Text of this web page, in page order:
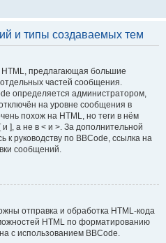
и типы создаваемых тем
предлагающая большие
частей сообщения.
определяется администратором,
на уровне сообщения в
похож на HTML, но теги в нём
], а не в < и >. За дополнительной
руководству по BBCode, ссылка на
сообщений.
отправка и обработка HTML-кода
HTML по форматированию
с использованием BBCode.